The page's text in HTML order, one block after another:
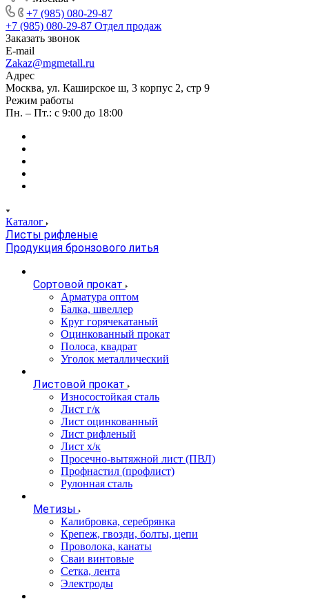
+7 (985) 080-29-87
+7 (985) 080-29-87 Отдел продаж
Заказать звонок
E-mail
Zakaz@mgmetall.ru
Адрес
Москва, ул. Каширское ш, 3 корпус 2, стр 9
Режим работы
Пн. – Пт.: с 9:00 до 18:00
Каталог
Листы рифленые
Продукция бронзового литья
Сортовой прокат
Арматура оптом
Балка, швеллер
Круг горячекатаный
Оцинкованный прокат
Полоса, квадрат
Уголок металлический
Листовой прокат
Износостойкая сталь
Лист г/к
Лист оцинкованный
Лист рифленый
Лист х/к
Просечно-вытяжной лист (ПВЛ)
Профнастил (профлист)
Рулонная сталь
Метизы
Калибровка, серебрянка
Крепеж, гвозди, болты, цепи
Проволока, канаты
Сваи винтовые
Сетка, лента
Электроды